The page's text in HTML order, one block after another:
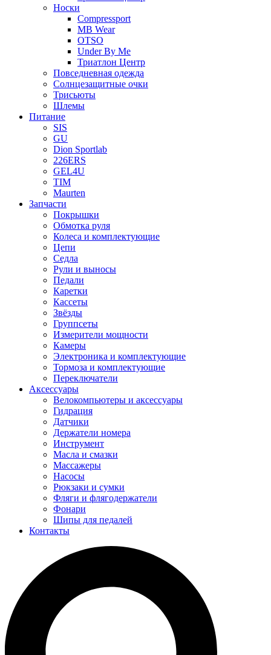
Носки
Compressport
MB Wear
OTSO
Under By Me
Триатлон Центр
Повседневная одежда
Солнцезащитные очки
Трисьюты
Шлемы
Питание
SIS
GU
Dion Sportlab
226ERS
GEL4U
TIM
Maurten
Запчасти
Покрышки
Обмотка руля
Колеса и комплектующие
Цепи
Седла
Рули и выносы
Педали
Каретки
Кассеты
Звёзды
Группсеты
Измерители мощности
Камеры
Электроника и комплектующие
Тормоза и комплектующие
Переключатели
Аксессуары
Велокомпьютеры и аксессуары
Гидрация
Датчики
Держатели номера
Инструмент
Масла и смазки
Массажеры
Насосы
Рюкзаки и сумки
Фляги и флягодержатели
Фонари
Шипы для педалей
Контакты